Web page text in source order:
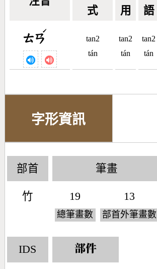
式 用 語
ㄊㄢ
ˊ
tan2
tán
tan2
tán
tan2
tán
字形資訊
部首
竹
筆畫
19
總筆畫數
13
部首外筆畫數
IDS 部件